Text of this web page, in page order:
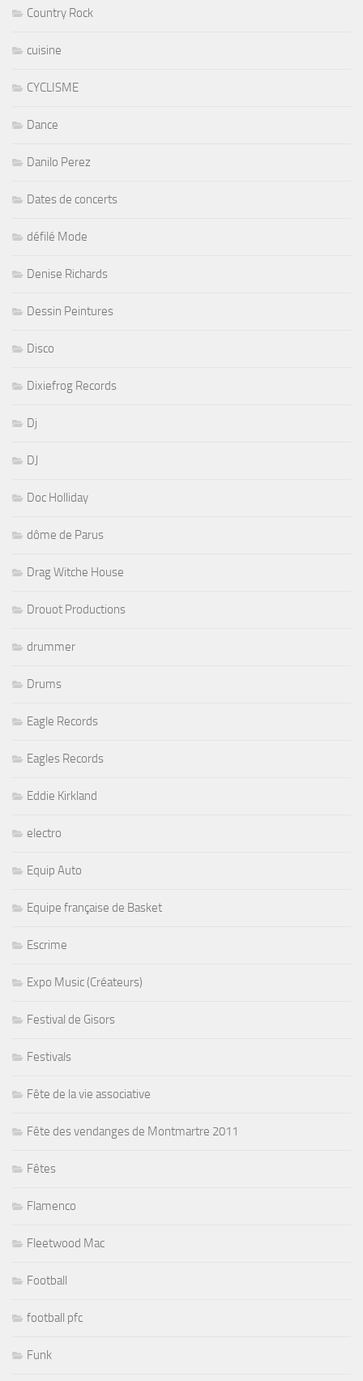
Country Rock
cuisine
CYCLISME
Dance
Danilo Perez
Dates de concerts
défilé Mode
Denise Richards
Dessin Peintures
Disco
Dixiefrog Records
Dj
DJ
Doc Holliday
dôme de Parus
Drag Witche House
Drouot Productions
drummer
Drums
Eagle Records
Eagles Records
Eddie Kirkland
electro
Equip Auto
Equipe française de Basket
Escrime
Expo Music (Créateurs)
Festival de Gisors
Festivals
Fête de la vie associative
Fête des vendanges de Montmartre 2011
Fêtes
Flamenco
Fleetwood Mac
Football
football pfc
Funk